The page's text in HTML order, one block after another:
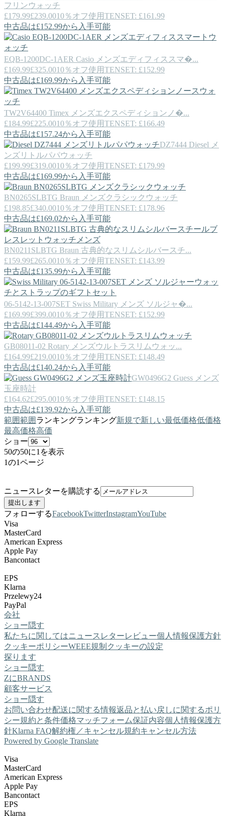
フリンウォッチ
£179.99£239.0010％オフ使用TENSET: £161.99
中古品は£152.99から入手可能
EQB-1200DC-1AER Casio メンズエディフィススマ�...
£169.99£325.0010％オフ使用TENSET: £152.99
中古品は£169.99から入手可能
TW2V64400 Timex メンズエクスペディションノ�...
£184.99£225.0010％オフ使用TENSET: £166.49
中古品は£157.24から入手可能
DZ7444 Diesel メ
ンズリトルパパウォッチ
£199.99£319.0010％オフ使用TENSET: £179.99
中古品は£169.99から入手可能
BN0265SLBTG Braun メンズクラシックウォッチ
£198.85£340.0010％オフ使用TENSET: £178.96
中古品は£169.02から入手可能
BN0211SLBTG Braun 古典的なスリムシルバースチ...
£159.99£265.0010％オフ使用TENSET: £143.99
中古品は£135.99から入手可能
06-5142-13-007SET Swiss Military メンズ ソルジャ�...
£169.99£399.0010％オフ使用TENSET: £152.99
中古品は£144.49から入手可能
GB08011-02 Rotary メンズウルトラスリムウォッ...
£164.99£219.0010％オフ使用TENSET: £148.49
中古品は£140.24から入手可能
GW0496G2 Guess メンズ
玉座時計
£164.62£295.0010％オフ使用TENSET: £148.15
中古品は£139.92から入手可能
範囲範囲 ランキングランキング新規で新しい最低価格低価格
最高価格高価
ショー
50の50に1を表示
1の1ページ
ニュースレターを購読する
フォローするFacebookTwitterInstagramYouTube
Visa
MasterCard
American Express
Apple Pay
Bancontact
EPS
Klarna
Przelewy24
PayPal
会社
ショー隠す
私たちに関してはニュースレターレビュー個人情報保護方針
クッキーポリシーWEEE規制 クッキーの設定
探ります
ショー隠す
ZにBRANDS
顧客サービス
ショー隠す
お問い合わせ配送に関する情報返品と払い戻しに関するポリ
シー規約と条件価格マッチフォーム保証内容個人情報保護方
針Klarna FAQ解約権／キャンセル規約キャンセル方法
Powered by Google Translate
Visa
MasterCard
American Express
Apple Pay
Bancontact
EPS
Klarna